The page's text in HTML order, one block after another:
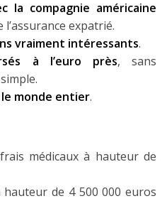
la compagnie américaine
l’assurance expatrié.
vraiment intéressants.
à l’euro près, sans
monde entier.
médicaux à hauteur de
hauteur de 4 500 000 euros